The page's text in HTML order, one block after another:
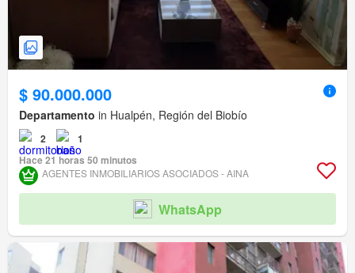
$ 90.000.000
Departamento in Hualpén, Región del Biobío
2
1
Hace 21 horas 50 minutos
AGENTES INMOBILIARIOS ASOCIADOS - AINA
WhatsApp